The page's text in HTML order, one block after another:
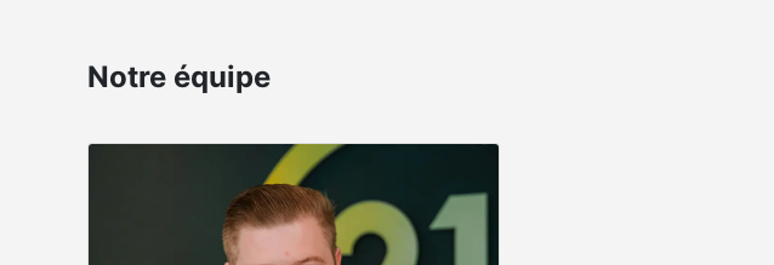
Notre équipe